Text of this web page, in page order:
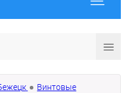
Винтовые